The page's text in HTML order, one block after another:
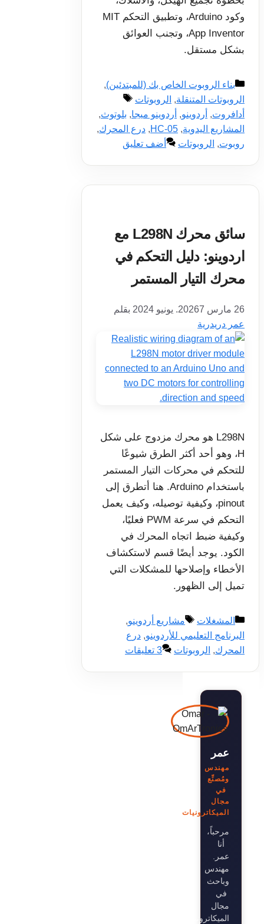
وكود Arduino، وتطبيق التحكم MIT
App Inventor، وتجنب العوائق
بشكل مستقل.
التصنيفات
بناء الروبوت الخاص بك (للمبتدئين),
الروبوتات المتنقلة, الروبوتات
الوسوم
أدافروت, أردوينو, أردوينو ميجا, بلوتوث,
المشاريع اليدوية,
HC-05
, درع المحرك,
روبوت, الروبوتات أضف تعليق
سائق محرك L298N مع
اردوينو: دليل التحكم في
محرك التيار المستمر
26 مارس 2026 7. يونيو 2024
بقلم
عمر دريدرية
L298N هو محرك مزدوج على شكل
H، وهو أحد أكثر الطرق شيوعًا
للتحكم في محركات التيار المستمر
باستخدام Arduino. هنا أتطرق إلى
pinout، وكيفية توصيله، وكيف يعمل
التحكم في سرعة PWM فعليًا،
وكيفية ضبط اتجاه المحرك في
الكود. يوجد أيضًا قسم لاستكشاف
الأخطاء وإصلاحها للمشكلات التي
تميل إلى الظهور.
التصنيفات
المشغلات الوسوم
مشاريع أردوينو,
البرنامج التعليمي للأردوينو, درع
المحرك, الروبوتات 3 تعليقات
عمر
مهندس
ومُصنِّع
في
مجال
الميكاترونيات
مرحباً،
أنا
عمر.
مهندس
وباحث
في
مجال
الميكاترونيات،